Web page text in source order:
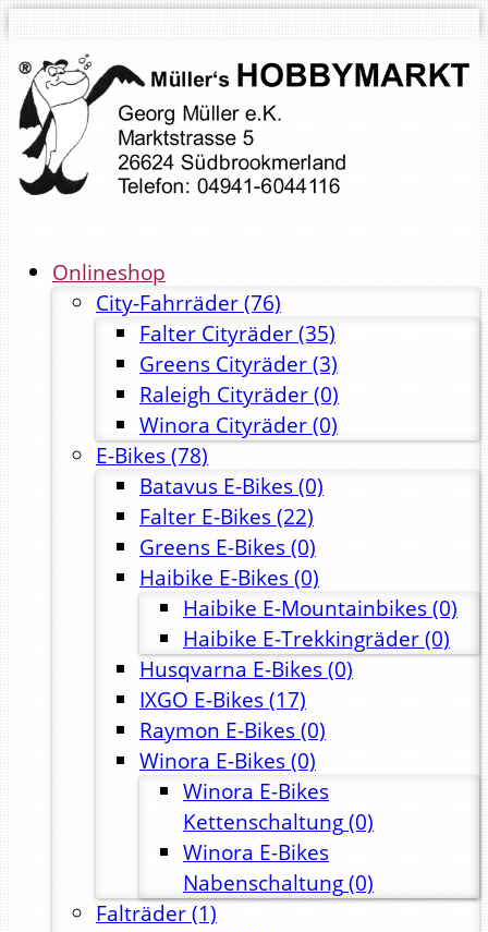
Onlineshop
City-Fahrräder(76)
Falter Cityräder(35)
Greens Cityräder(3)
Raleigh Cityräder(0)
Winora Cityräder(0)
E-Bikes(78)
Batavus E-Bikes(0)
Falter E-Bikes(22)
Greens E-Bikes(0)
Haibike E-Bikes(0)
Haibike E-Mountainbikes(0)
Haibike E-Trekkingräder(0)
Husqvarna E-Bikes(0)
IXGO E-Bikes(17)
Raymon E-Bikes(0)
Winora E-Bikes(0)
Winora E-Bikes
Kettenschaltung(0)
Winora E-Bikes
Nabenschaltung(0)
Falträder(1)